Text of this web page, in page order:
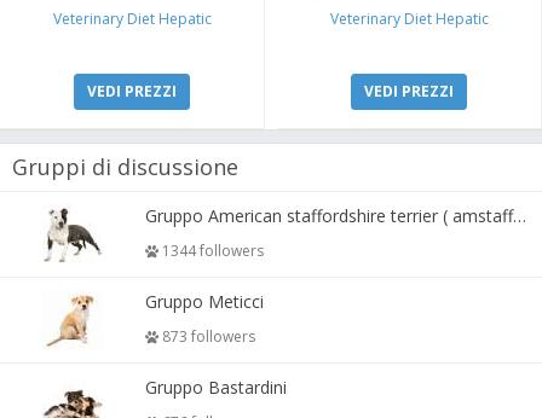
Veterinary Diet Hepatic
VEDI PREZZI
Veterinary Diet Hepatic
VEDI PREZZI
Gruppi di discussione
Gruppo American staffordshire terrier ( amstaff, amastaff )
1344 followers
Gruppo Meticci
873 followers
Gruppo Bastardini